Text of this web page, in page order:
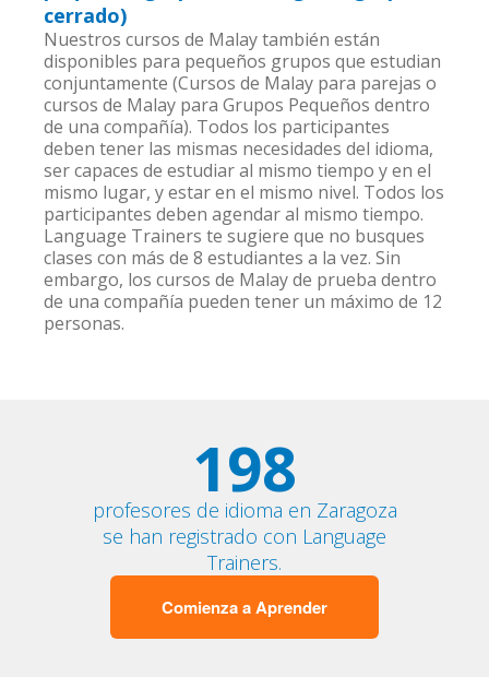
cerrado)
Nuestros cursos de Malay también están
disponibles para pequeños grupos que estudian
conjuntamente (Cursos de Malay para parejas o
cursos de Malay para Grupos Pequeños dentro
de una compañía). Todos los participantes
deben tener las mismas necesidades del idioma,
ser capaces de estudiar al mismo tiempo y en el
mismo lugar, y estar en el mismo nivel. Todos los
participantes deben agendar al mismo tiempo.
Language Trainers te sugiere que no busques
clases con más de 8 estudiantes a la vez. Sin
embargo, los cursos de Malay de prueba dentro
de una compañía pueden tener un máximo de 12
personas.
198
profesores de idioma en Zaragoza
se han registrado con Language
Trainers.
Comienza a Aprender